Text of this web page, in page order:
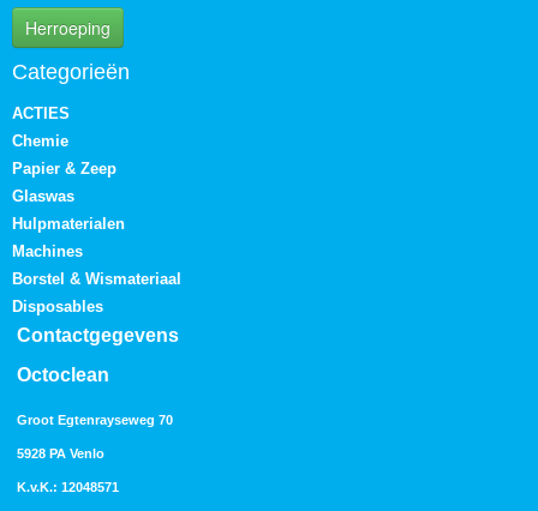
Herroeping
Categorieën
ACTIES
Chemie
Papier & Zeep
Glaswas
Hulpmaterialen
Machines
Borstel & Wismateriaal
Disposables
Contactgegevens
Octoclean
Groot Egtenrayseweg 70
5928 PA Venlo
K.v.K.: 12048571